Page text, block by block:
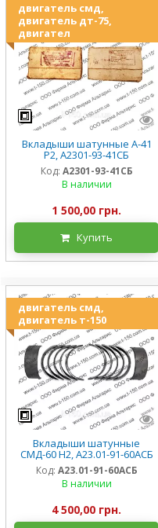
двигатель смд,
двигатель дт-75,
двигател
Вкладыши шатунные А-41
Р2, А2301-93-41СБ
Код: А2301-93-41СБ
В наличии
1 500,00 грн.
Купить
двигатель смд,
двигатель т-150
Вкладыши шатунные
СМД-60 Н2, А23.01-91-60АСБ
Код: А23.01-91-60АСБ
В наличии
4 500,00 грн.